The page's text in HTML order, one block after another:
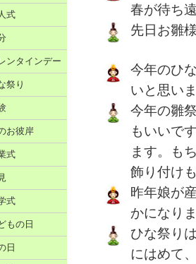
春が待ち
先日お雛
今年のひ
いと思い
今年の雛
もいいで
ます。も
飾り付け
昨年娘が
かになり
ひな祭り
にはめて
式
ンタインデー
祭り
お彼岸
式
式
もの日
日